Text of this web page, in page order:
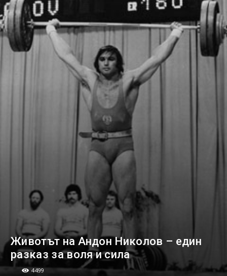
Животът на Андон Николов – един
разказ за воля и сила
4499